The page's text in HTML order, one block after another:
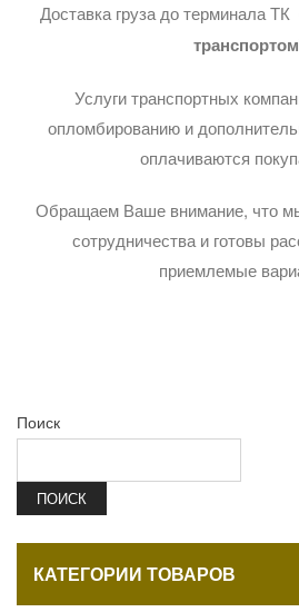
Доставка груза до терминала ТК
Услуги транспортных
опломбированию и
оплачиваются
Обращаем Ваше внимание, что
сотрудничества и готовы
приемлемые
Поиск
ПОИСК
КАТЕГОРИИ ТОВАРОВ